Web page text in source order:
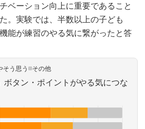
ベーション向上に重要であること
。実験では、半数以上の子ども
能が練習のやる気に繋がったと答
そう思う その他
ボタン・ポイントがやる気につな